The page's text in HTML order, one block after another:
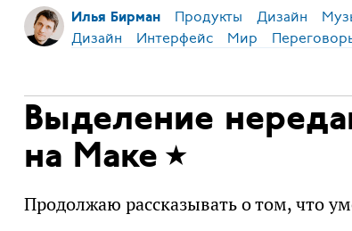
Илья Бирман Продукты Дизайн
Дизайн Интерфейс Мир
Выделение
на Маке
Продолжаю рассказывать о том, что